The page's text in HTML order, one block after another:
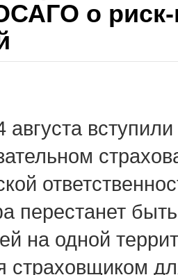
о
августа
перестанет
на одной
страховщиком